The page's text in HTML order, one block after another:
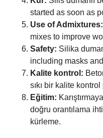
started as soon as
Use of Admixtures:
mixes to improve
Safety: Silika
including masks
Kalite kontrol:
sıkı bir kalite
Eğitim:
doğru orantılama
kürleme.